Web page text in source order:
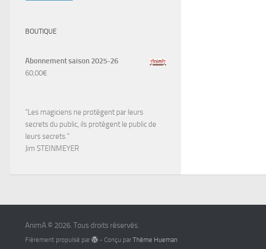
BOUTIQUE
Abonnement saison 2025-26
60,00€
"Les magiciens ne protègent par leurs
secrets du public, ils protègent le public de
leurs secrets."
Jim STEINMEYER
AnimA © 2026. Tous droits réservés.
Fièrement propulsé par - Conçu parThème Hueman